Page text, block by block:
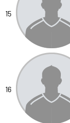
15
16